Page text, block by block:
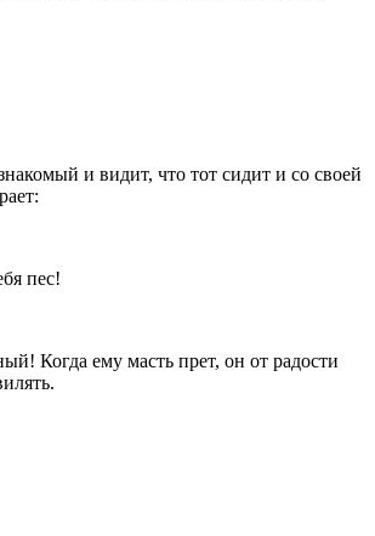
и видит, что тот сидит и со своей
пес!
Когда ему масть прет, он от радости